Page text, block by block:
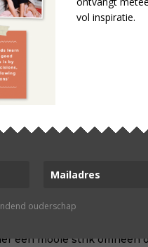
van kranten die
van je kinderen.
zoals steentjes schelpen
dierentuin zijn, maar ook
vuurtje
extra laat opblijven,
een mooie strik omheen
vol inspiratie.
ouderschap